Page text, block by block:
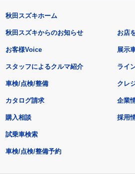
秋田スズキホーム
秋田スズキからのお知らせ
お客様Voice
スタッフによるクルマ紹介
お店
展示
ライ
車検/点検/整備 クレ
カタログ請求
購入相談
試乗車検索
車検/点検/整備予約
企業
採用